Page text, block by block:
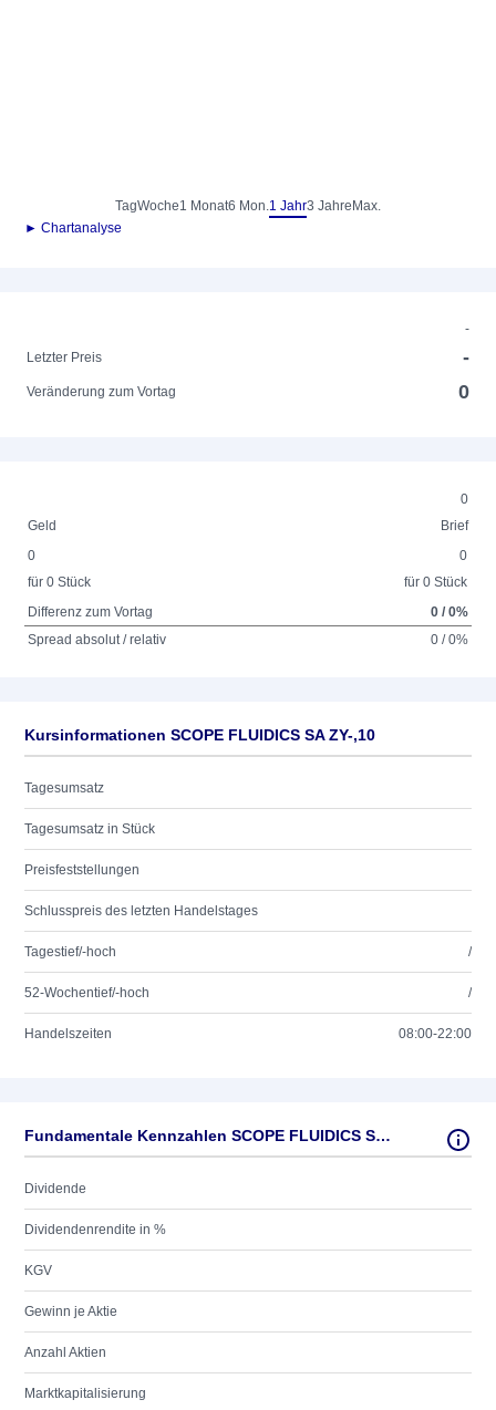
TagWoche1 Monat6 Mon.1 Jahr3 Jahre Max.
► Chartanalyse
-
Letzter Preis
-
Veränderung zum Vortag 0
0
Geld
Brief
0
für 0 Stück
0
für 0 Stück
Differenz zum Vortag
0 / 0%
Spread absolut / relativ
0 / 0%
Kursinformationen SCOPE FLUIDICS SA ZY-,10
Tagesumsatz
Tagesumsatz in Stück
Preisfeststellungen
Schlusspreis des letzten Handelstages
Tagestief/-hoch /
52-Wochentief/-hoch /
Handelszeiten 08:00-22:00
Fundamentale Kennzahlen SCOPE FLUIDICS SA ZY-,10
Dividende
Dividendenrendite in %
KGV
Gewinn je Aktie
Anzahl Aktien
Marktkapitalisierung